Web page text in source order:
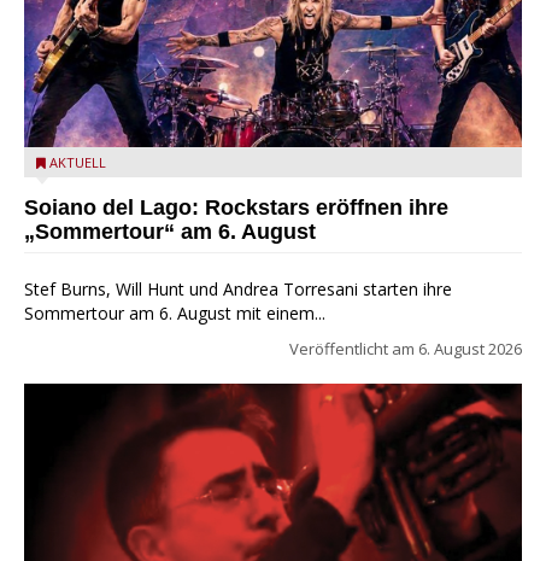
Stef Burns, Will Hunt und Andrea Torresani im Summer Rock
AKTUELL
Soiano del Lago: Rockstars eröffnen ihre
„Sommertour“ am 6. August
Stef Burns, Will Hunt und Andrea Torresani starten ihre
Sommertour am 6. August mit einem...
Veröffentlicht am 6. August 2026